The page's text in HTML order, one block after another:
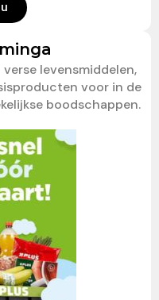
levensmiddelen,
voor in de
boodschappen.